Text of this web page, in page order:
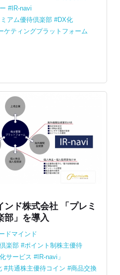
IR-navi
アム優待倶楽部
DX化
ケティングプラットフォーム
ンド株式会社 「プレミ
部」を導入
ドマインド
楽部
ポイント制株主優待
サービス
IR-navi」
共通株主優待コイン
商品交換